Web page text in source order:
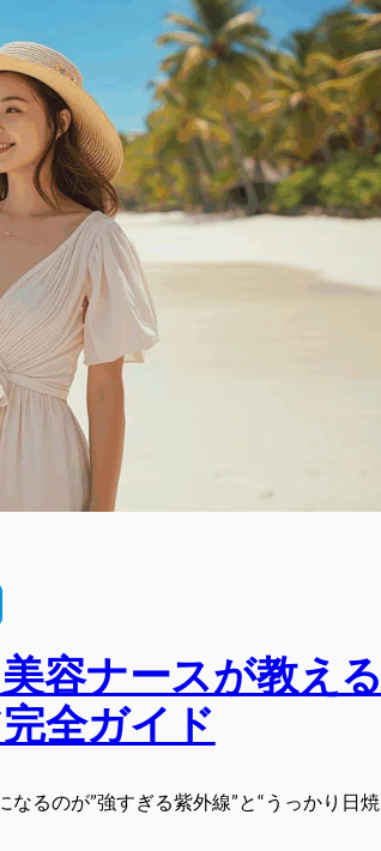
容ナースが教える
全ガイド
るのが”強すぎる紫外線”と“うっかり日焼